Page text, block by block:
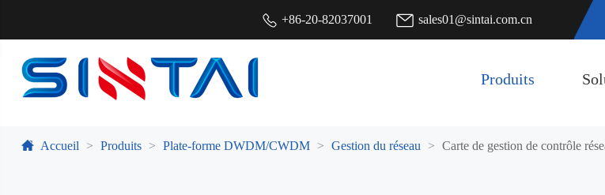
+86-20-82037001 sales01@sintai.com.cn
Produits
Accueil Produits Plate-forme DWDM/CWDM Gestion du réseau Carte de gestion de contrôle